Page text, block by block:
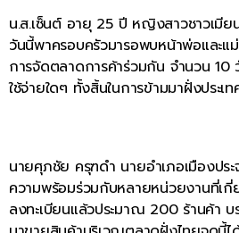
น.ส.เซ็นต์ อายุ 25 ปี หญิงสาวชาวเมี
วันนี้พาครอบครัวมารอพบหน้าพ่อและแ
การจัดตลาดการค้าร่วมกัน จำนวน
ใช้จ่ายใดๆ ทั้งสิ้นในการข้ามมาฝั่งประเท
นายศุภชัย ครุฑดำ นายอำเภอเมืองปร
ความพร้อมร่วมกับหลายหน่วยงานที่เกี่
ลงทะเบียนแล้วประมาณ 200 ร้านค้า